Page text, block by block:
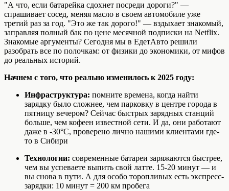
"А что, если батарейка сдохнет посреди дороги?" —
спрашивает сосед, меняя масло в своем автомобиле уже
третий раз за год. "Это же так дорого!" — вздыхает знакомый,
заправляя полный бак по цене месячной подписки на Netflix.
Знакомые аргументы? Сегодня мы в ЕдетАвто решили
разобрать все по полочкам: от физики до экономики, от мифов
до реальных историй.
Начнем с того, что реально изменилось к 2025 году:
Инфраструктура: помните времена, когда найти
зарядку было сложнее, чем парковку в центре города в
пятницу вечером? Сейчас быстрых зарядных станций
больше, чем кофеен известной сети. И да, они работают
даже в -30°C, проверено лично нашими клиентами где-
то в Сибири
Технологии: современные батареи заряжаются быстрее,
чем вы успеваете выпить свой латте. 15-20 минут — и
вы снова в пути. А для особо торопливых есть экспресс-
зарядки: 10 минут = 200 км пробега